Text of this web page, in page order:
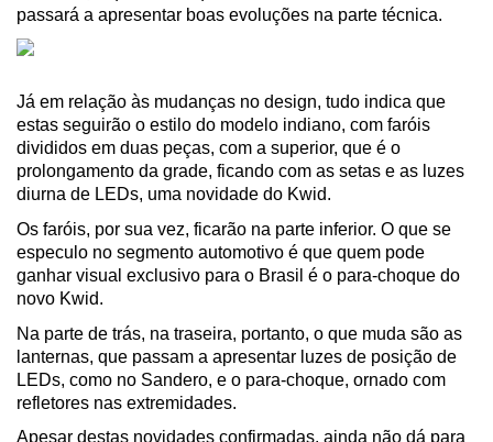
passará a apresentar boas evoluções na parte técnica.
Já em relação às mudanças no design, tudo indica que
estas seguirão o estilo do modelo indiano, com faróis
divididos em duas peças, com a superior, que é o
prolongamento da grade, ficando com as setas e as luzes
diurna de LEDs, uma novidade do Kwid.
Os faróis, por sua vez, ficarão na parte inferior. O que se
especulo no segmento automotivo é que quem pode
ganhar visual exclusivo para o Brasil é o para-choque do
novo Kwid.
Na parte de trás, na traseira, portanto, o que muda são as
lanternas, que passam a apresentar luzes de posição de
LEDs, como no Sandero, e o para-choque, ornado com
refletores nas extremidades.
Apesar destas novidades confirmadas, ainda não dá para